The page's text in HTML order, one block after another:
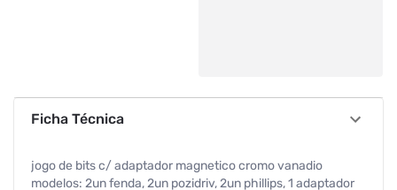
Ficha Técnica
jogo de bits c/ adaptador magnetico cromo vanadio
modelos: 2un fenda, 2un pozidriv, 2un phillips, 1 adaptador